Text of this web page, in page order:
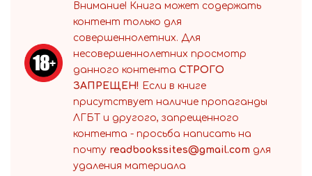
Внимание! Книга может содержать
контент только для
совершеннолетних. Для
несовершеннолетних просмотр
данного контента СТРОГО
ЗАПРЕЩЕН! Если в книге
присутствует наличие пропаганды
ЛГБТ и другого, запрещенного
контента - просьба написать на
почту readbookssites@gmail.com для
удаления материала